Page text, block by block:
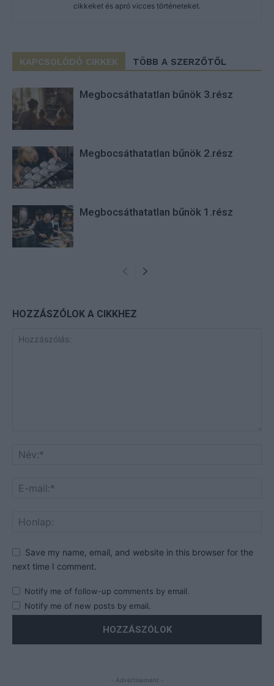
cikkeket és apró vicces történeteket.
KAPCSOLÓDÓ CIKKEK TÖBB A SZERZŐTŐL
Megbocsáthatatlan bűnök 3.rész
Megbocsáthatatlan bűnök 2.rész
Megbocsáthatatlan bűnök 1.rész
HOZZÁSZÓLOK A CIKKHEZ
Save my name, email, and website in this browser for the
next time I comment.
Notify me of follow-up comments by email.
Notify me of new posts by email.
- Advertisement -